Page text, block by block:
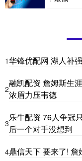
1华锋优配网 湖人补
2
融凯配资 詹姆斯生
浓眉力压韦德
3
乐牛配资 76人争冠
后一个对手没想到
4鼎信天下 要来了!